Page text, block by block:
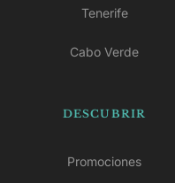
Tenerife
Cabo Verde
DESCUBRIR
Promociones